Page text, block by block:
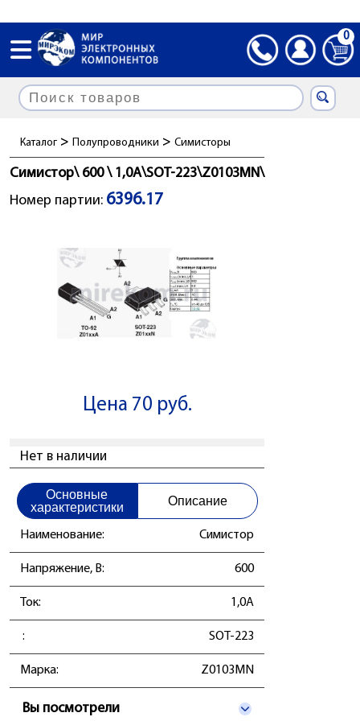
0
Каталог > Полупроводники > Симисторы
Симистор\ 600 \ 1,0А\SOT-223\Z0103MN\
Номер партии: 6396.17
Цена 70 руб.
Нет в наличии
Основные
характеристики
Описание
Наименование: Симистор
Напряжение, В: 600
Ток: 1,0А
: SOT-223
Марка: Z0103MN
Вы посмотрели